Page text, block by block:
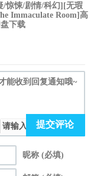
/惊悚/剧情/科幻][无瑕
Immaculate Room]高
下载
请输入（计算结果）
提交评论
昵称 (必填)